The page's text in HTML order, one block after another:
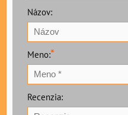
Názov:
Meno:*
Recenzia: